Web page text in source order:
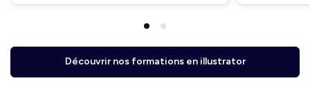
Découvrir nos formations en illustrator